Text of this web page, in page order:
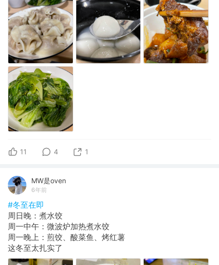
11 4 1
MW是oven
6年前
#冬至在即
周日晚：煮水饺
周一中午：微波炉加热煮水饺
周一晚上：煎饺、酸菜鱼、烤红薯
这冬至太扎实了